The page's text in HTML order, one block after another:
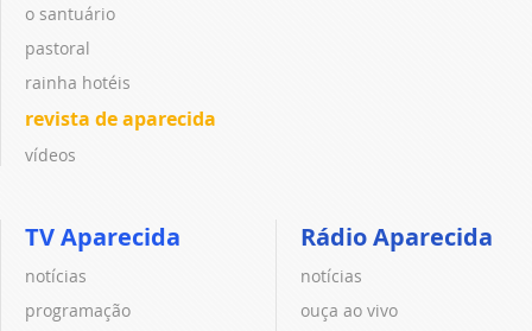
o santuário
pastoral
rainha hotéis
revista de aparecida
vídeos
TV Aparecida
notícias
programação
Rádio Aparecida
notícias
ouça ao vivo